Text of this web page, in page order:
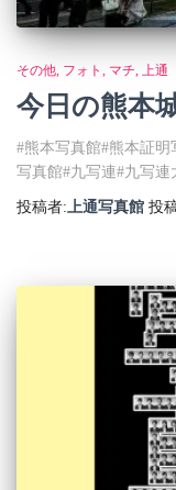
その他 フォト マチ 上通
今日の熊本
#熊本写真館#熊本証明
写真館#九写連#九写連
投稿者:上通写真館 投